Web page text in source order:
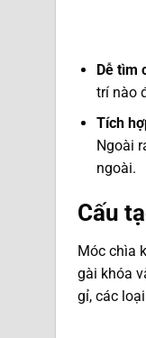
Dễ tìm
trí nào
Tích
Ngoài
ngoài.
Cấu
Móc chìa
gài khóa
gỉ, các